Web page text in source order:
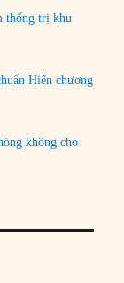
thống trị khu
Hiến chương
không cho